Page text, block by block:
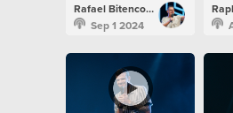
Rafael Bitencourt
Sep 1 2024